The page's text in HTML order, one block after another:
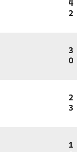
4
2
3
0
2
3
1